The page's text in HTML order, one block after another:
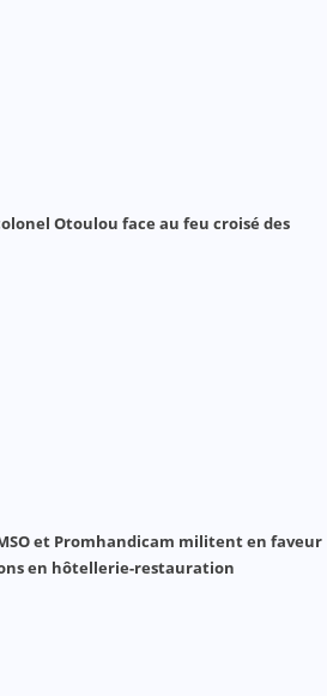
Otoulou face au feu croisé des
et Promhandicam militent en faveur
en hôtellerie-restauration